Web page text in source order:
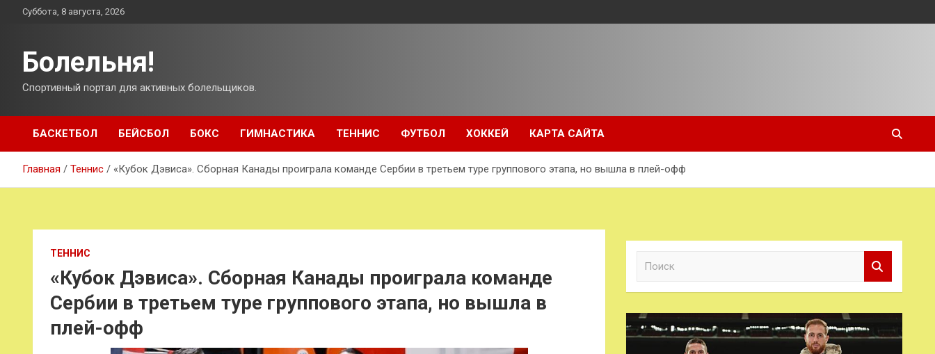
ПерейтиСуббота, 8 августа, 2026
Болельня!
Спортивный портал для активных болельщиков.
БАСКЕТБОЛ БЕЙСБОЛ БОКС ГИМНАСТИКА ТЕННИС ФУТБОЛ ХОККЕЙ КАРТА САЙТА
Главная Теннис «Кубок Дэвиса». Сборная Канады проиграла команде Сербии в третьем туре группового этапа, но вышла в плей-офф
ТЕННИС
«Кубок Дэвиса». Сборная Канады проиграла команде
Сербии в третьем туре группового этапа, но вышла в
плей-офф
к